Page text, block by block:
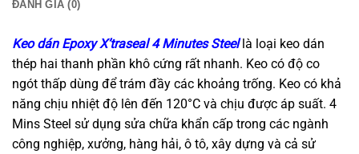
ĐÁNH GIÁ (0)
Keo dán Epoxy X’traseal 4 Minutes Steellà loại keo dán
thép hai thanh phần khô cứng rất nhanh. Keo có độ co
ngót thấp dùng để trám đầy các khoảng trống. Keo có khả
năng chịu nhiệt độ lên đến 120°C và chịu được áp suất. 4
Mins Steel sử dụng sửa chữa khẩn cấp trong các ngành
công nghiệp, xưởng, hàng hải, ô tô, xây dựng và cả sử